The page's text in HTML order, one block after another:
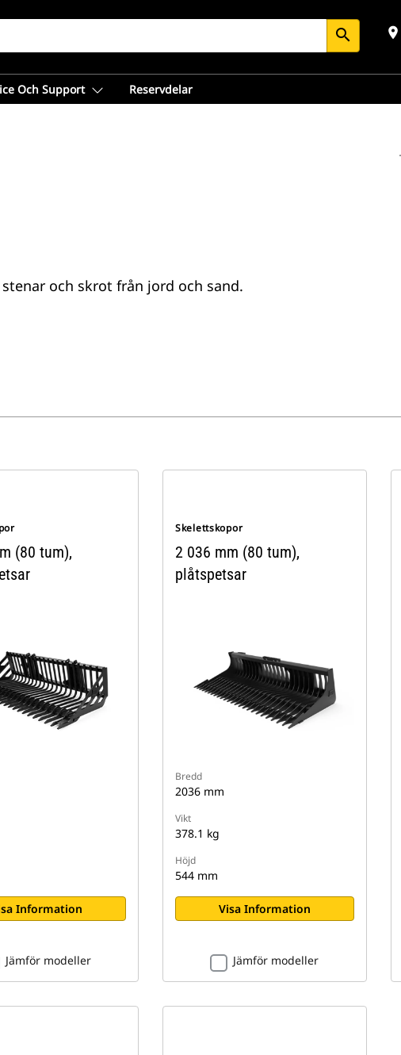
search place
Och Support Reservdelar
och skrot från jord och sand.
(80 tum),
Information
Jämför modeller
Skelettskopor
2 036 mm (80 tum),
plåtspetsar
Bredd
2036 mm
Vikt
378.1 kg
Höjd
544 mm
Visa Information
Jämför modeller